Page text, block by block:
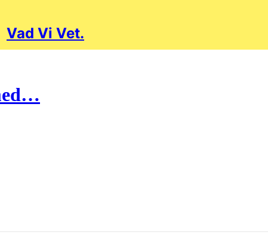
Vad Vi Vet.